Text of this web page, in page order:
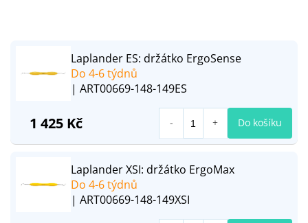
Laplander ES: držátko ErgoSense
Do 4-6 týdnů
| ART00669-148-149ES
1 425 Kč Do košíku
Laplander XSI: držátko ErgoMax
Do 4-6 týdnů
| ART00669-148-149XSI